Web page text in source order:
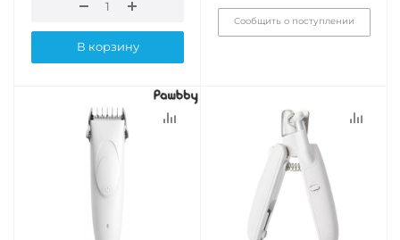
В корзину
Сообщить о поступлении